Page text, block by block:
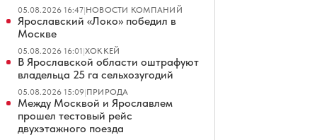
05.08.2026 16:47|НОВОСТИ КОМПАНИЙ
Ярославский «Локо» победил в
Москве
05.08.2026 16:01|ХОККЕЙ
В Ярославской области оштрафуют
владельца 25 га сельхозугодий
05.08.2026 15:09|ПРИРОДА
Между Москвой и Ярославлем
прошел тестовый рейс
двухэтажного поезда